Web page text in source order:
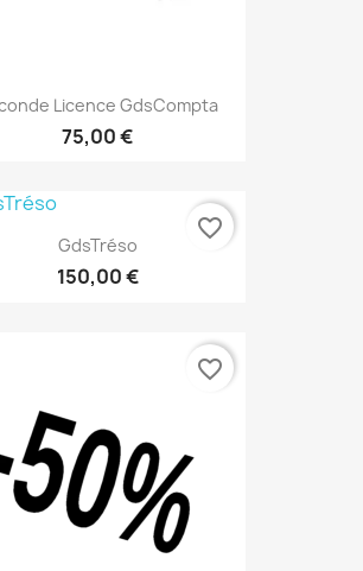
Licence GdsCompta
75,00 €
GdsTréso
150,00 €
favorite_border
favorite_border